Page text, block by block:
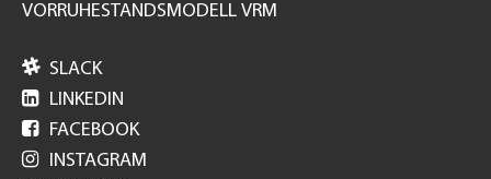
VORRUHESTANDSMODELL VRM
 SLACK
 LINKEDIN
 FACEBOOK
 INSTAGRAM